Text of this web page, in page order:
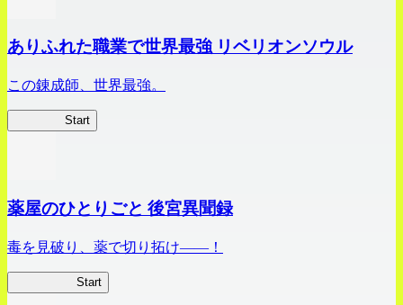
ありふれた職業で世界最強 リベリオンソウル
この錬成師、世界最強。
Start
薬屋のひとりごと 後宮異聞録
毒を見破り、薬で切り拓け――！
Start